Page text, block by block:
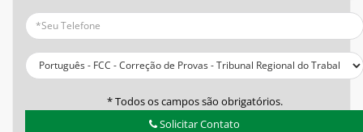
* Todos os campos são obrigatórios.
Solicitar Contato